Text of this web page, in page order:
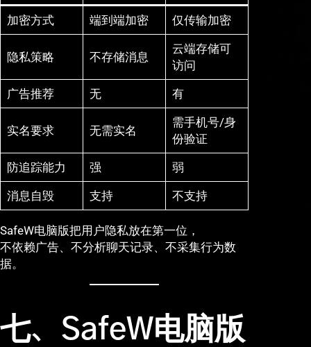
加密方式 端到端加密 仅传输加密
隐私策略 不存储消息
云端存储可
访问
广告推荐 无 有
实名要求 无需实名
需手机号/身
份验证
防追踪能力 强 弱
消息自毁 支持 不支持
SafeW电脑版把用户隐私放在第一位，
不依赖广告、不分析聊天记录、不采集行为数
据。
七、SafeW电脑版